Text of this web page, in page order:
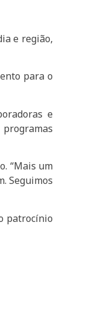
e região,
para o
e
“Mais um
Seguimos
patrocínio